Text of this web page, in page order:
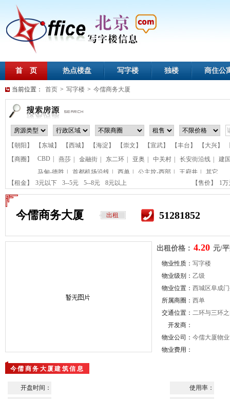
首 页 热点楼盘 写字楼 独楼 商住公
当前位置： 首页 > 写字楼 > 今儒商务大厦
【朝阳】 【东城】 【西城】 【海淀】 【崇文】 【宣武】 【丰台】 【大兴】
【商圈】
CBD 燕莎 金融街 东二环 亚奥 中关村 长安街沿线
建
马甸-德胜 | 首都机场沿线 | 西单 | 公主坟-西部 | 王府井 |
其它
【租金】
3元以下 3--5元 5--8元 8元以上 【售价】 1
今儒商务大厦 出租 51281852
出租价格： 4.20 元/
物业性质： 写字楼
物业级别： 乙级
物业位置： 西城区阜成
所属商圈： 西单
交通位置： 二环与三环
开发商：
物业公司： 今儒大厦物
物业费用：
今儒商务大厦建筑信息
开盘时间： 使用率：